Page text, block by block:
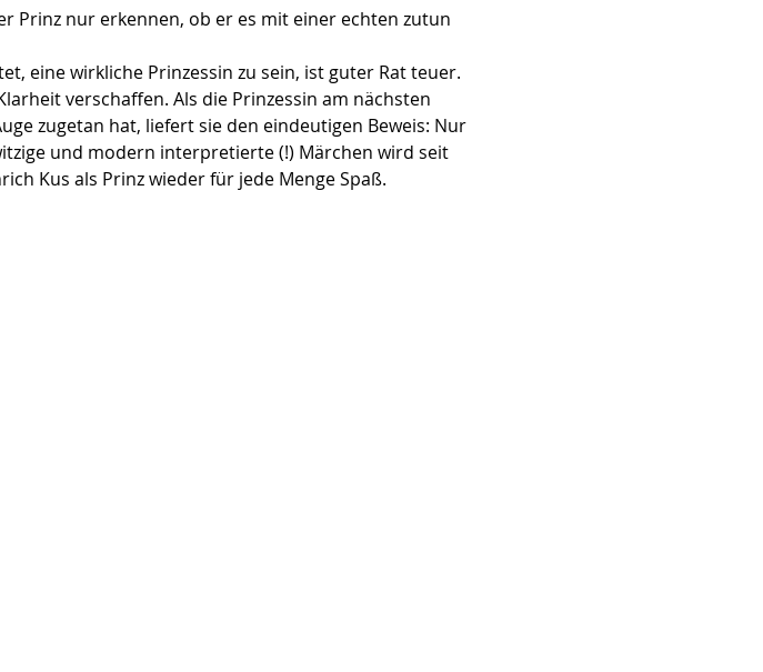
Prinz nur erkennen, ob er es mit einer echten zutun
eine wirkliche Prinzessin zu sein, ist guter Rat teuer.
verschaffen. Als die Prinzessin am nächsten
zugetan hat, liefert sie den eindeutigen Beweis: Nur
und modern interpretierte (!) Märchen wird seit
Kus als Prinz wieder für jede Menge Spaß.